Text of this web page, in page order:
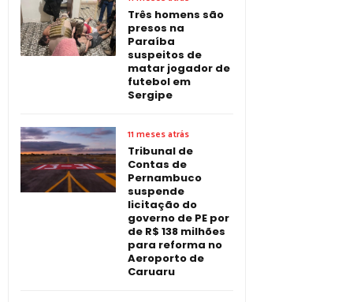
Três homens são
presos na
Paraíba
suspeitos de
matar jogador de
futebol em
Sergipe
11 meses atrás
Tribunal de
Contas de
Pernambuco
suspende
licitação do
governo de PE por
de R$ 138 milhões
para reforma no
Aeroporto de
Caruaru